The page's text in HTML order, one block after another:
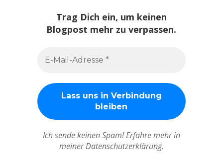
Trag Dich ein, um keinen
Blogpost mehr zu verpassen.
Ich sende keinen Spam! Erfahre mehr in
meiner Datenschutzerklärung.